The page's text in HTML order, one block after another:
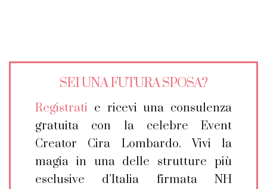
SEI UNA FUTURA SPOSA?
Registrati e ricevi una consulenza
gratuita con la celebre Event
Creator Cira Lombardo. Vivi la
magia in una delle strutture più
esclusive d’Italia firmata NH